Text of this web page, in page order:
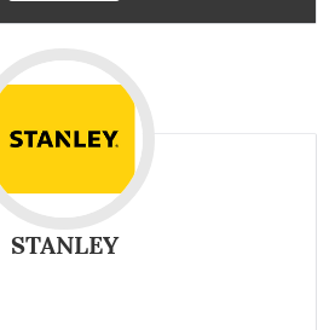
STANLEY